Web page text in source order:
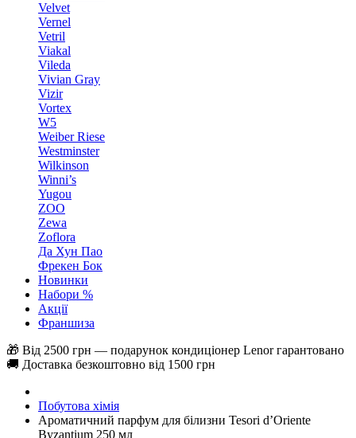
Velvet
Vernel
Vetril
Viakal
Vileda
Vivian Gray
Vizir
Vortex
W5
Weiber Riese
Westminster
Wilkinson
Winni’s
Yugou
ZOO
Zewa
Zoflora
Да Хун Пао
Фрекен Бок
Новинки
Набори %
Акції
Франшиза
🎁 Від 2500 грн — подарунок кондиціонер Lenor гарантовано
🚚 Доставка безкоштовно від 1500 грн
Побутова хімія
Ароматичний парфум для білизни Tesori d’Oriente
Byzantium 250 мл